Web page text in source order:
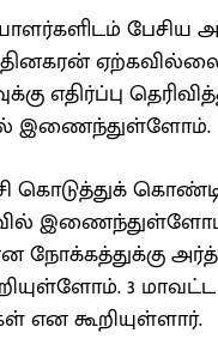
தினகரன்
எதிர்ப்பு
இணைந்துள்ளோம்.
கொடுத்துக்
நோக்கத்துக்கு
3
என கூறியுள்ளார்.